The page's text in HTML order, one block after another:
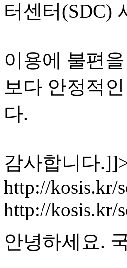
터센터(SDC)
이용에 불편
보다 안정적
다.
감사합니다
http://kosis.kr/
http://kosis.kr/
안녕하세요.